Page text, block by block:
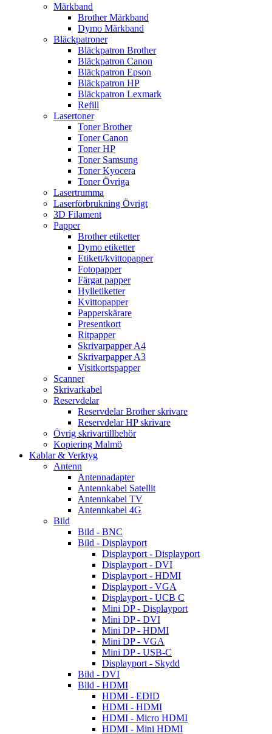
Märkband
Brother Märkband
Dymo Märkband
Bläckpatroner
Bläckpatron Brother
Bläckpatron Canon
Bläckpatron Epson
Bläckpatron HP
Bläckpatron Lexmark
Refill
Lasertoner
Toner Brother
Toner Canon
Toner HP
Toner Samsung
Toner Kyocera
Toner Övriga
Lasertrumma
Laserförbrukning Övrigt
3D Filament
Papper
Brother etiketter
Dymo etiketter
Etikett/kvittopapper
Fotopapper
Färgat papper
Hylletiketter
Kvittopapper
Papperskärare
Presentkort
Ritpapper
Skrivarpapper A4
Skrivarpapper A3
Visitkortspapper
Scanner
Skrivarkabel
Reservdelar
Reservdelar Brother skrivare
Reservdelar HP skrivare
Övrig skrivartillbehör
Kopiering Malmö
Kablar & Verktyg
Antenn
Antennadapter
Antennkabel Satellit
Antennkabel TV
Antennkabel 4G
Bild
Bild - BNC
Bild - Displayport
Displayport - Displayport
Displayport - DVI
Displayport - HDMI
Displayport - VGA
Displayport - UCB C
Mini DP - Displayport
Mini DP - DVI
Mini DP - HDMI
Mini DP - VGA
Mini DP - USB-C
Displayport - Skydd
Bild - DVI
Bild - HDMI
HDMI - EDID
HDMI - HDMI
HDMI - Micro HDMI
HDMI - Mini HDMI